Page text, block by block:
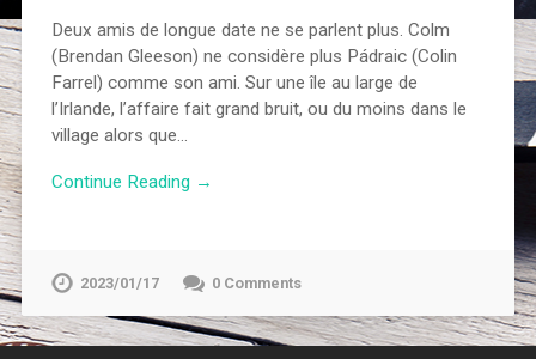
Deux amis de longue date ne se parlent plus. Colm
(Brendan Gleeson) ne considère plus Pádraic (Colin
Farrel) comme son ami. Sur une île au large de
l’Irlande, l’affaire fait grand bruit, ou du moins dans le
village alors que…
Continue Reading →
2023/01/17 0 Comments